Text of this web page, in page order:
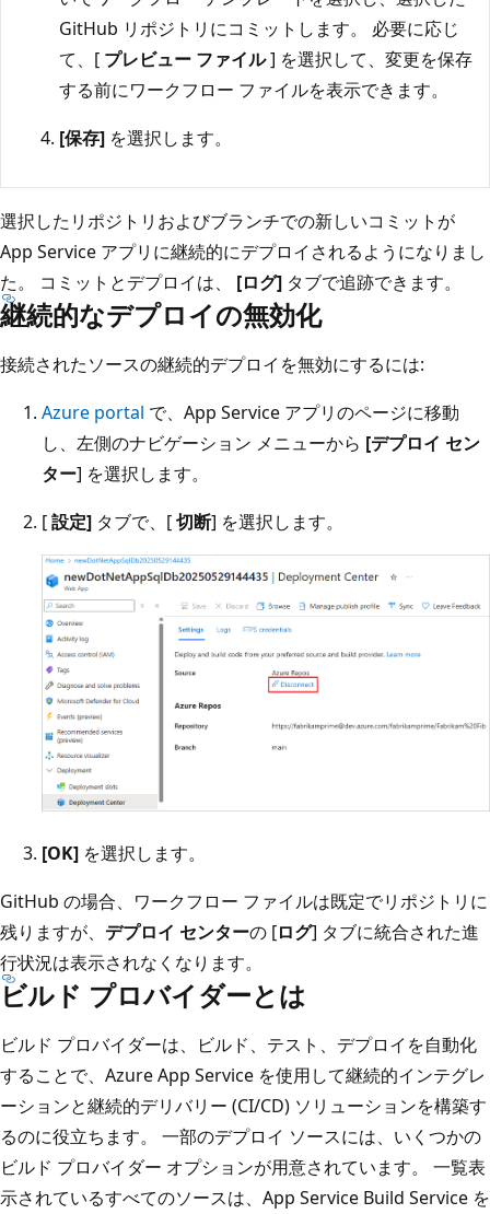
GitHub リポジトリにコミットします。 必要に応じ
て、[ プレビュー ファイル] を選択して、変更を保存
する前にワークフロー ファイルを表示できます。
[保存] を選択します。
選択したリポジトリおよびブランチでの新しいコミットが
App Service アプリに継続的にデプロイされるようになりまし
た。 コミットとデプロイは、 [ログ] タブで追跡できます。
継続的なデプロイの無効化
接続されたソースの継続的デプロイを無効にするには:
Azure portal で、App Service アプリのページに移動
し、左側のナビゲーション メニューから [デプロイ セン
ター] を選択します。
[設定] タブで、[切断] を選択します。
[OK] を選択します。
GitHub の場合、ワークフロー ファイルは既定でリポジトリに
残りますが、 デプロイ センターの [ログ] タブに統合された進
行状況は表示されなくなります。
ビルド プロバイダーとは
ビルド プロバイダーは、ビルド、テスト、デプロイを自動化
することで、Azure App Service を使用して継続的インテグレ
ーションと継続的デリバリー (CI/CD) ソリューションを構築す
るのに役立ちます。 一部のデプロイ ソースには、いくつかの
ビルド プロバイダー オプションが用意されています。 一覧表
示されているすべてのソースは、App Service Build Service を